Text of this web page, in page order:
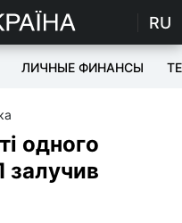
RU
ЛИЧНЫЕ ФИНАНСЫ
одного